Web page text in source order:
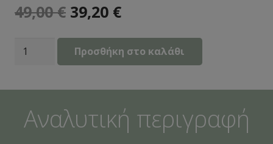
49,00€ 39,20 €
Κουβερλι
Υπέρδιπλα
Poule
Προσθήκη στο καλάθι
Αναλυτική περιγραφή